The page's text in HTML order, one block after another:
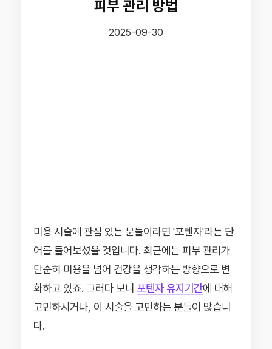
피부 관리 방법
2025-09-30
미용 시술에 관심 있는 분들이라면 '포텐자'라는 단
어를 들어보셨을 것입니다. 최근에는 피부 관리가
단순히 미용을 넘어 건강을 생각하는 방향으로 변
화하고 있죠. 그러다 보니 포텐자 유지기간에 대해
고민하시거나, 이 시술을 고민하는 분들이 많습니
다.